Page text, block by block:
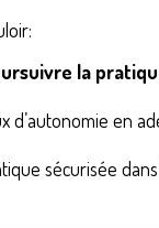
la
en
sécurisée